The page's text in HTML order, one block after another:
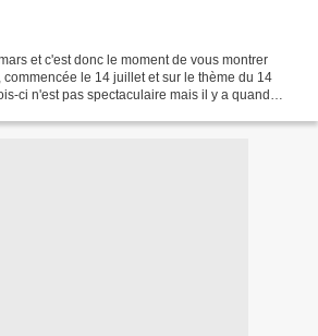
et c'est donc le moment de vous montrer
le 14 juillet et sur le thème du 14
ci n'est pas spectaculaire mais il y a quand